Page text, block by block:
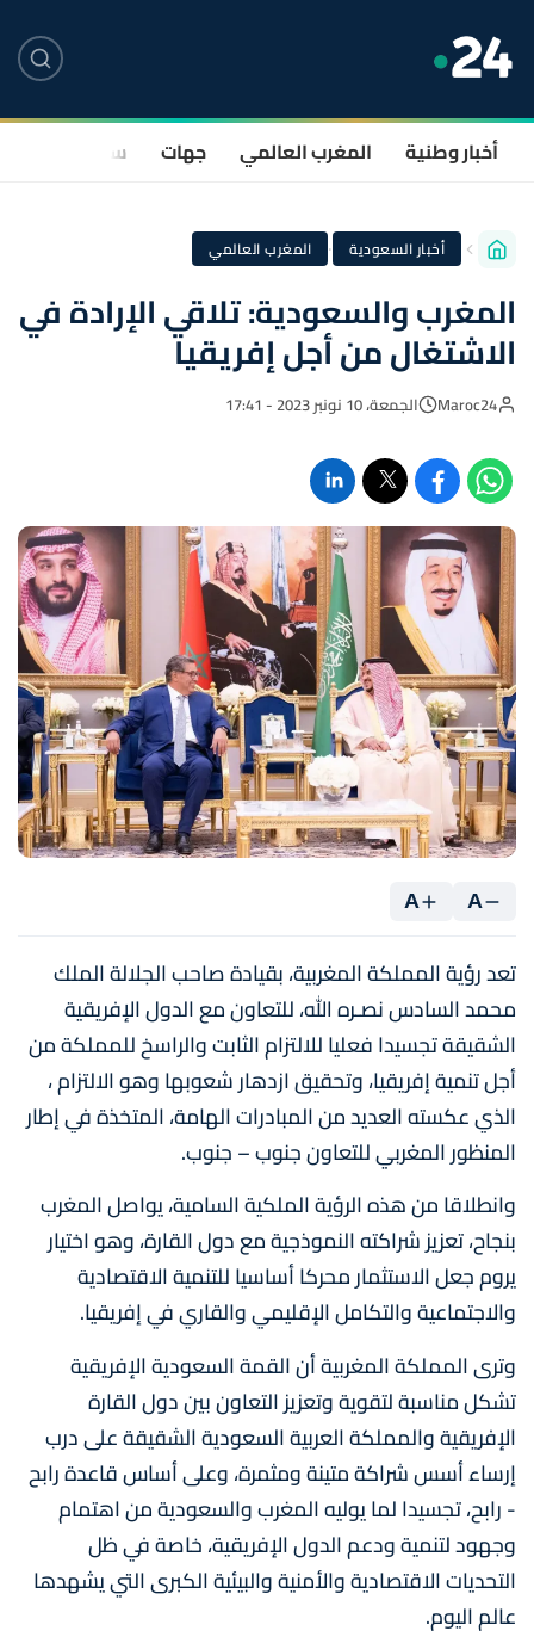
أخبار وطنية المغرب العالمي جهات سياسة
أخبار السعودية · المغرب العالمي
المغرب والسعودية: تلاقي الإرادة في
الاشتغال من أجل إفريقيا
Maroc24 الجمعة، 10 نونبر 2023 - 17:41
A
A
تعد رؤية المملكة المغربية، بقيادة صاحب الجلالة الملك
محمد السادس نصـره الله، للتعاون مع الدول الإفريقية
الشقيقة تجسيدا فعليا للالتزام الثابت والراسخ للمملكة من
أجل تنمية إفريقيا، وتحقيق ازدهار شعوبها وهو الالتزام ،
الذي عكسته العديد من المبادرات الهامة، المتخذة في إطار
المنظور المغربي للتعاون جنوب – جنوب.
وانطلاقا من هذه الرؤية الملكية السامية، يواصل المغرب
بنجاح، تعزيز شراكته النموذجية مع دول القارة، وهو اختيار
يروم جعل الاستثمار محركا أساسيا للتنمية الاقتصادية
والاجتماعية والتكامل الإقليمي والقاري في إفريقيا.
وترى المملكة المغربية أن القمة السعودية الإفريقية
تشكل مناسبة لتقوية وتعزيز التعاون بين دول القارة
الإفريقية والمملكة العربية السعودية الشقيقة على درب
إرساء أسس شراكة متينة ومثمرة، وعلى أساس قاعدة رابح
- رابح، تجسيدا لما يوليه المغرب والسعودية من اهتمام
وجهود لتنمية ودعم الدول الإفريقية، خاصة في ظل
التحديات الاقتصادية والأمنية والبيئية الكبرى التي يشهدها
عالم اليوم.